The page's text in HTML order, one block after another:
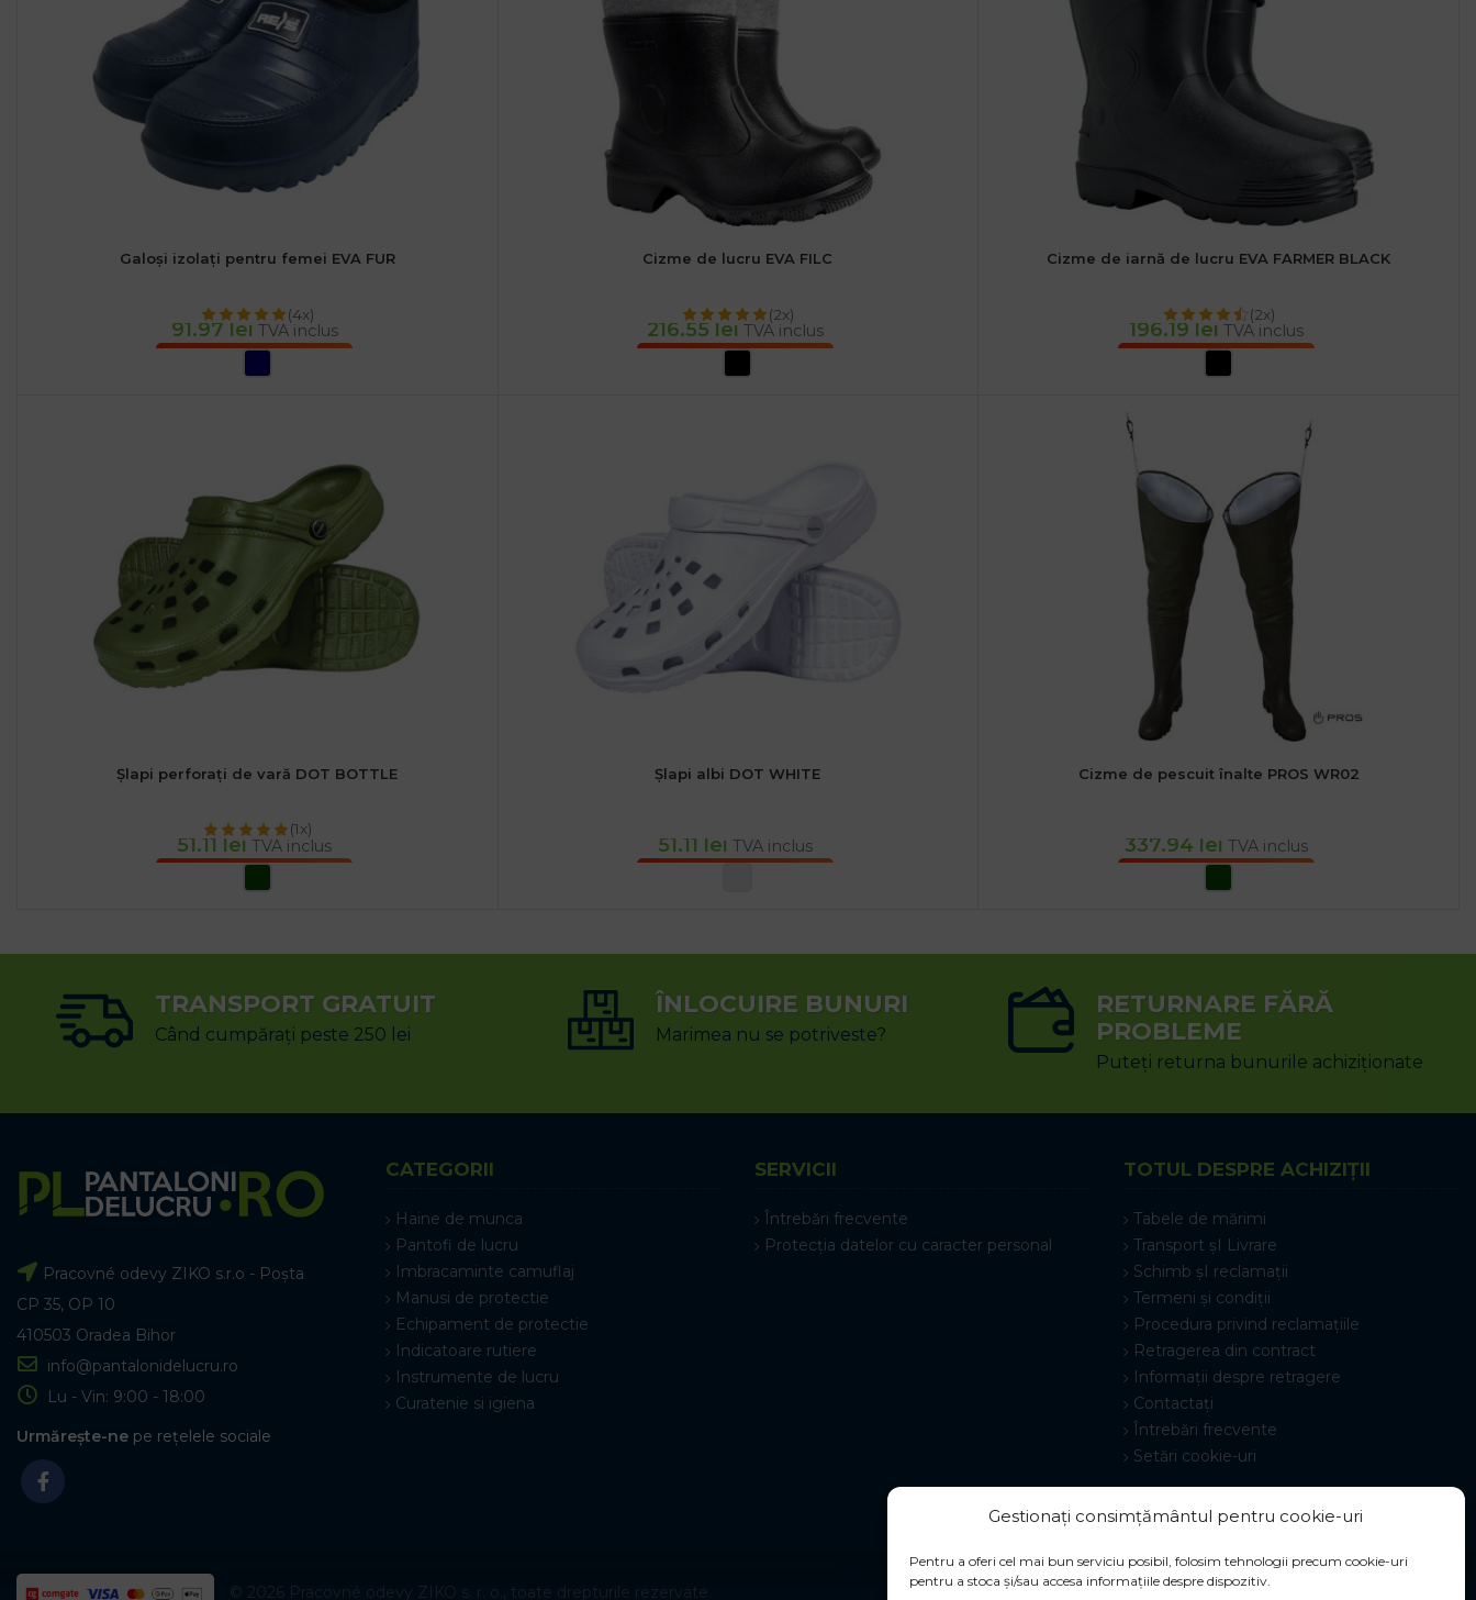
Gestionați consimțământul pentru cookie-uri
Pentru a oferi cel mai bun serviciu posibil, folosim tehnologii precum cookie-uri
pentru a stoca și/sau accesa informațiile despre dispozitiv.
Galoși izolați pentru femei EVA FUR
(4x)
91.97 lei TVA inclus
Cizme de lucru EVA FILC
(2x)
216.55 lei TVA inclus
Cizme de iarnă de lucru EVA FARMER BLACK
(2x)
196.19 lei TVA inclus
Șlapi perforați de vară DOT BOTTLE
(1x)
51.11 lei TVA inclus
Șlapi albi DOT WHITE
51.11 lei TVA inclus
Cizme de pescuit înalte PROS WR02
337.94 lei TVA inclus
TRANSPORT GRATUIT
Când cumpărați peste 250 lei
ÎNLOCUIRE BUNURI
Marimea nu se potriveste?
RETURNARE FĂRĂ
PROBLEME
Puteți returna bunurile achiziționate
Pracovné odevy ZIKO s.r.o - Poșta
CP 35, OP 10
410503 Oradea Bihor
info@pantalonidelucru.ro
Lu - Vin: 9:00 - 18:00
Urmărește-ne pe rețelele sociale
CATEGORII
Haine de munca
Pantofi de lucru
Imbracaminte camuflaj
Manusi de protectie
Echipament de protectie
Indicatoare rutiere
Instrumente de lucru
Curatenie si igiena
SERVICII
Întrebări frecvente
Protecția datelor cu caracter personal
TOTUL DESPRE ACHIZIȚII
Tabele de mărimi
Transport șI Livrare
Schimb șI reclamații
Termeni și condiții
Procedura privind reclamațiile
Retragerea din contract
Informații despre retragere
Contactați
Întrebări frecvente
Setări cookie-uri